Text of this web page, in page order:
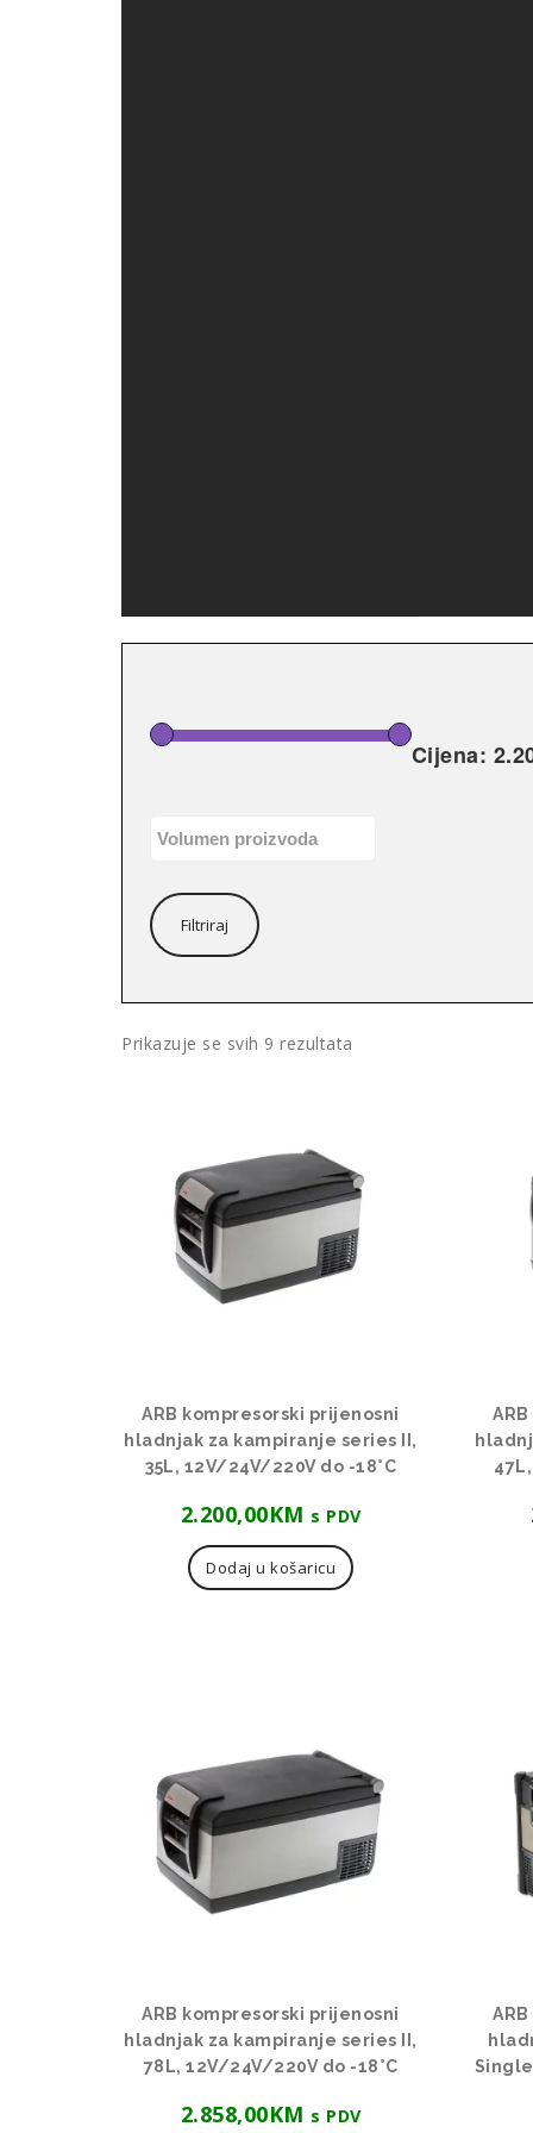
Cijena:
Filtriraj
Prikazuje se svih 9 rezultata
do
visoke
ARB kompresorski prijenosni
hladnjak za kampiranje series II,
35L, 12V/24V/220V do -18°C
2.200,00KM s PDV
Dodaj u košaricu
ARB kompresorski prijenosni
hladnjak za kampiranje series II,
78L, 12V/24V/220V do -18°C
2.858,00KM s PDV